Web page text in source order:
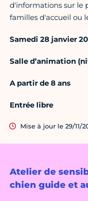
Atelier de
chien guide et
d'informations sur le
familles d'accueil ou
Samedi 28 janvier
Salle d’animation
A partir de 8 ans
Entrée libre
Mise à jour le 29/11/